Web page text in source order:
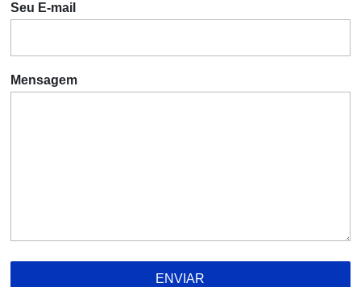
Seu E-mail
Mensagem
ENVIAR